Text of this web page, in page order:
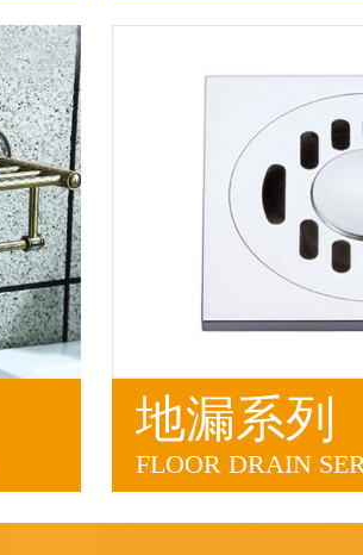
地漏系列
FLOOR DRAIN